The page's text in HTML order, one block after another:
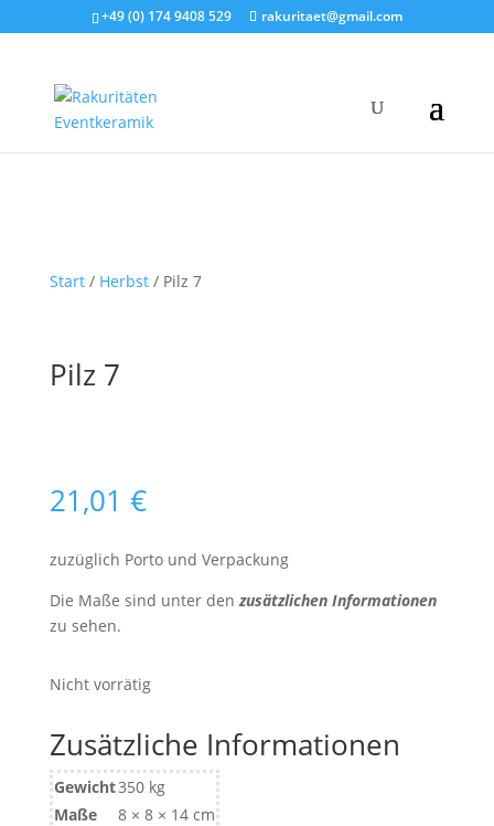
+49 (0) 174 9408 529 rakuritaet@gmail.com
Start/ Herbst/ Pilz 7
Pilz 7
21,01 €
zuzüglich Porto und Verpackung
Die Maße sind unter denzusätzlichen Informationen
zu sehen.
Nicht vorrätig
Zusätzliche Informationen
Gewicht350 kg
Maße
8 × 8 × 14 cm